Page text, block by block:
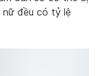
nữ đều có tỷ lệ